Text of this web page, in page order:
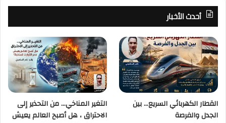
أحدث الأخبار
القطار الكهربائي السريع… بين
الجدل والفرصة
التغير المناخي… من التحذير إلى
الاحتراق ، هل أصبح العالم يعيش